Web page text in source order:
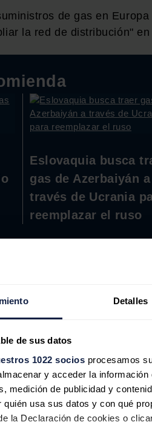
Detalles
de sus datos
1022 socios procesamos
y acceder la
medición de publicidad y
quién usa sus datos y con qué
la Declaración de cookies o
de gas en
la red de distribución"
Eslovaquia busca
gas de Azerbaiyán a
través de Ucrania
reemplazar el ruso
ampliar su
que las instituciones
la financiación de
obligadas a poner fin a
regionales , que
Bakú-Tiflis-Ceyhan y